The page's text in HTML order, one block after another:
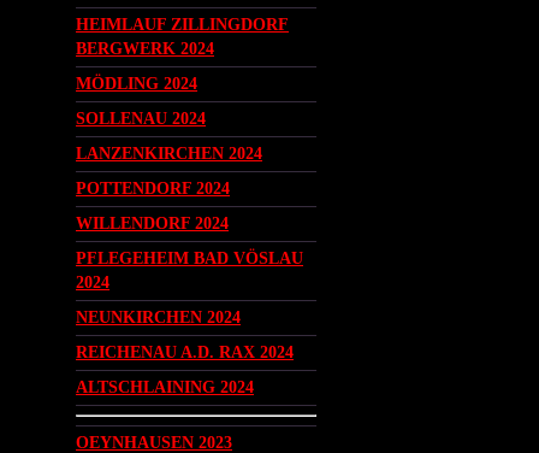
HEIMLAUF ZILLINGDORF
BERGWERK 2024
MÖDLING 2024
SOLLENAU 2024
LANZENKIRCHEN 2024
POTTENDORF 2024
WILLENDORF 2024
PFLEGEHEIM BAD VÖSLAU
2024
NEUNKIRCHEN 2024
REICHENAU A.D. RAX 2024
ALTSCHLAINING 2024
OEYNHAUSEN 2023